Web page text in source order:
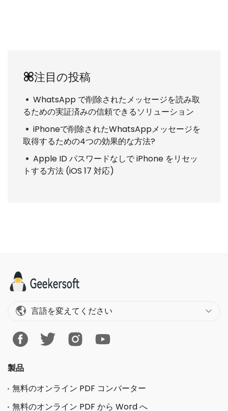
注目の投稿
WhatsApp で削除されたメッセージを読み取
るための実証済みの信頼できるソリューション
iPhoneで削除されたWhatsAppメッセージを
取得するための4つの効果的な方法?
Apple ID パスワードなしで iPhone をリセッ
トする方法 (iOS 17 対応)
言語を変えてください
製品
無料のオンライン PDF コンバーター
無料のオンライン PDF から Word へ